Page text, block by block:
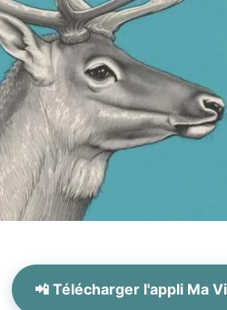
📲 Télécharger l'appli Ma